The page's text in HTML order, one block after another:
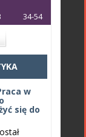
34-54
w
się do